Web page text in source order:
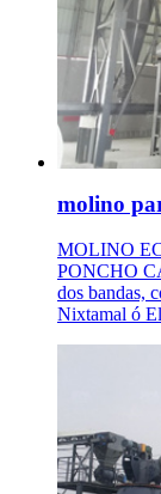
molino
MOLINO
PONCHO
dos bandas,
Nixtamal ó